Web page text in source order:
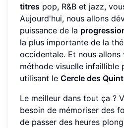
titres pop, R&B et jazz,
Aujourd'hui, nous allons
puissance de la
la plus importante de la
occidentale. Et nous allons
méthode visuelle infaillible
utilisant le Cercle des
Le meilleur dans tout ça ?
besoin de mémoriser des
de passer des heures